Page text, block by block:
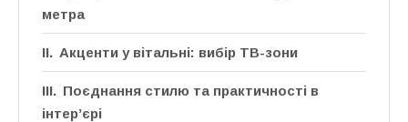
метра
Акценти у вітальні: вибір ТВ-зони
Поєднання стилю та практичності в
інтер’єрі